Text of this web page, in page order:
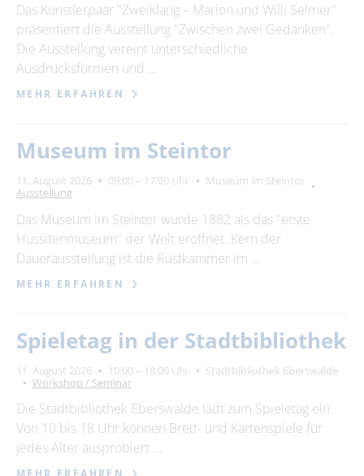
Das Künstlerpaar "Zweiklang – Marion und Willi Selmer"
präsentiert die Ausstellung "Zwischen zwei Gedanken".
Die Ausstellung vereint unterschiedliche
Ausdrucksformen und …
MEHR ERFAHREN
Museum im Steintor
11. August 2026 09:00 – 17:00 Uhr
Museum im Steintor
Ausstellung
Das Museum im Steintor wurde 1882 als das "erste
Hussitenmuseum" der Welt eröffnet. Kern der
Dauerausstellung ist die Rüstkammer im …
MEHR ERFAHREN
Spieletag in der Stadtbibliothek
11. August 2026 10:00 – 18:00 Uhr
Stadtbibliothek Eberswalde
Workshop / Seminar
Die Stadtbibliothek Eberswalde lädt zum Spieletag ein.
Von 10 bis 18 Uhr können Brett- und Kartenspiele für
jedes Alter ausprobiert …